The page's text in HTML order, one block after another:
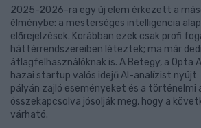
2025-2026-ra egy új elem érkezett a
élménybe: a mesterséges intelligencia
előrejelzések. Korábban ezek csak profi
háttérrendszereiben léteztek; ma már
átlagfelhasználóknak is. A Betegy, a Opta
hazai startup valós idejű AI-analízist
pályán zajló eseményeket és a történelmi
összekapcsolva jósolják meg, hogy a
várható.